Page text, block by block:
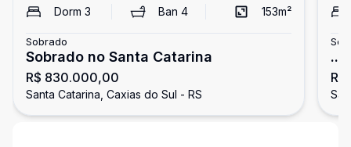
Dorm 3 Ban 4 153m²
Sobrado
Sobrado no Santa Catarina
R$ 830.000,00
Santa Catarina, Caxias do Sul - RS
...